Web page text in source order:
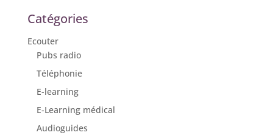
Catégories
Ecouter
Pubs radio
Téléphonie
E-learning
E-Learning médical
Audioguides